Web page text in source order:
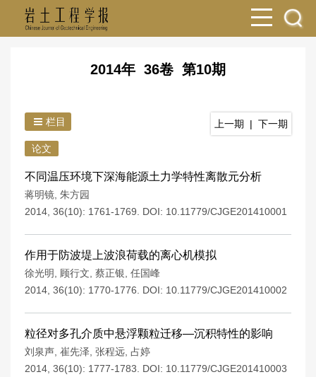
2014年 36卷 第10期
栏目 上一期 | 下一期
论文
不同温压环境下深海能源土力学特性离散元分析
蒋明镜 朱方园
2014, 36(10): 1761-1769.
DOI: 10.11779/CJGE201410001
作用于防波堤上波浪荷载的离心机模拟
徐光明 顾行文 蔡正银 任国峰
2014, 36(10): 1770-1776.
DOI: 10.11779/CJGE201410002
粒径对多孔介质中悬浮颗粒迁移—沉积特性的影响
刘泉声 崔先泽 张程远 占婷
2014, 36(10): 1777-1783.
DOI: 10.11779/CJGE201410003